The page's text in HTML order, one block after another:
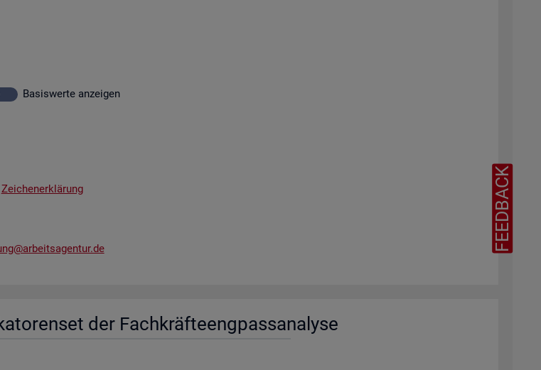
Ba­sis­wer­te an­zei­gen
Zei­chen­er­klä­rung
der Fach­kräf­te­eng­pass­ana­ly­se
FEEDBACK